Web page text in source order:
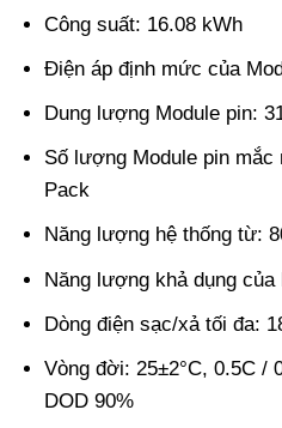
Công suất: 16.08 kWh
Điện áp định mức của
Dung lượng Module pin:
Số lượng Module pin
Pack
Năng lượng hệ thống từ:
Năng lượng khả dụng
Dòng điện sạc/xả tối đa:
Vòng đời: 25±2°C, 0.5C /
DOD 90%